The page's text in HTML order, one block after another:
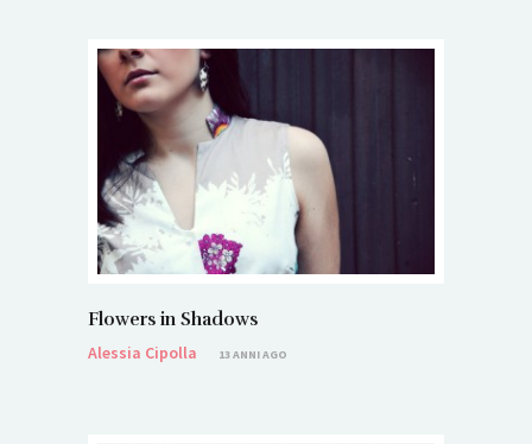
Flowers in Shadows
Alessia Cipolla
13 ANNI AGO